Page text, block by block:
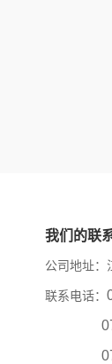
我们的联
公司地址：
联系电话：
0798-
0798-